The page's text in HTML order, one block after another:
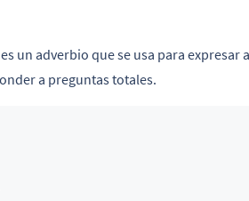
un adverbio que se usa para expresar
a preguntas totales.